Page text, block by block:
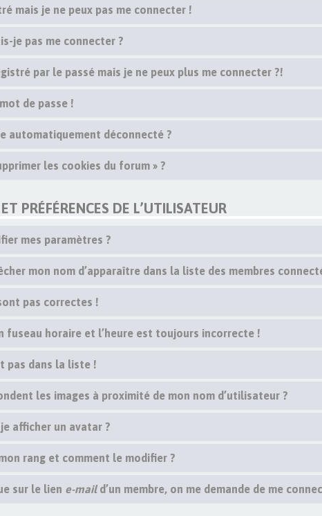
mais je ne peux pas me connecter !
je pas me connecter ?
par le passé mais je ne peux plus me connecter ?!
de passe !
automatiquement déconnecté ?
les cookies du forum » ?
PRÉFÉRENCES DE L’UTILISATEUR
mes paramètres ?
mon nom d’apparaître dans la liste des membres
pas correctes !
fuseau horaire et l’heure est toujours incorrecte !
pas dans la liste !
les images à proximité de mon nom d’utilisateur ?
afficher un avatar ?
rang et comment le modifier ?
sur le lien e-maild’un membre, on me demande de me